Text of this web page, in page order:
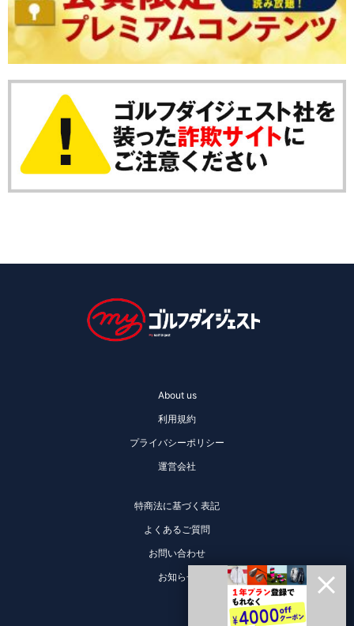
About us
利用規約
プライバシーポリシー
運営会社
特商法に基づく表記
よくあるご質問
お問い合わせ
お知らせ